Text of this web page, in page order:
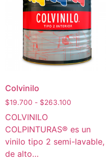
Colvinilo
$19.700 - $263.100
COLVINILO
COLPINTURAS® es un
vinilo tipo 2 semi-lavable,
de alto…